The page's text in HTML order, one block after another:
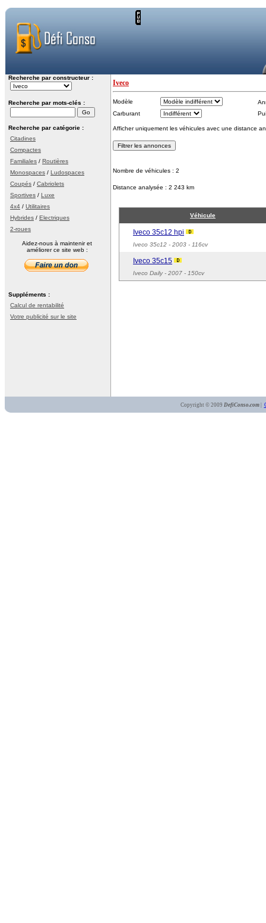
Recherche par constructeur :
Recherche par mots-clés :
Recherche par catégorie :
Citadines
Compactes
Familiales / Routières
Monospaces / Ludospaces
Coupés / Cabriolets
Sportives / Luxe
4x4 / Utilitaires
Hybrides / Electriques
2-roues
Aidez-nous à maintenir et
améliorer ce site web :
Suppléments :
Calcul de rentabilité
Votre publicité sur le site
Iveco
Modèle
Carburant
Afficher uniquement les véhicules avec une distance
Nombre de véhicules : 2
Distance analysée : 2 243 km
Véhicule
Iveco 35c12 hpi
Iveco 35c12 - 2003 - 116cv
Iveco 35c15
Iveco Daily- 2007 - 150cv
Copyright © 2009 DefiConso.com|